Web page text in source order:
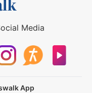
Media
App